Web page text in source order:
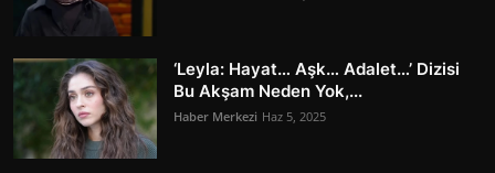
‘Leyla: Hayat… Aşk… Adalet…’ Dizisi
Bu Akşam Neden Yok,...
Haber Merkezi Haz 5, 2025